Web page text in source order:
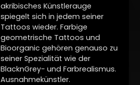
akribisches Künstlerauge
spiegelt sich in jedem seiner
Tattoos wieder. Farbige
geometrische Tattoos und
Bioorganic gehören genauso zu
seiner Spezialität wie der
BlacknGrey- und Farbrealismus.
Ausnahmekünstler.